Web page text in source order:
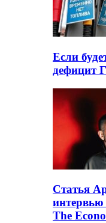
Если
дефицит
Статья
The